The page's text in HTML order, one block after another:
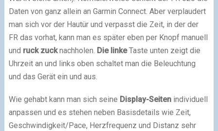
Daten von ganz allein an Garmin Connect. Aber verplaudert
man sich vor der Hautür und verpasst die Zeit, in der der
FR das vorhat, kann man es später eben per Knopf manuell
und ruck zucknachholen. Die linkeTaste unten zeigt die
Uhrzeit an und links oben schaltet man die Beleuchtung
und das Gerät ein und aus.
Wie gehabt kann man sich seine Display-Seitenindividuell
anpassen und es stehen neben Basisdetails wie Zeit,
Geschwindigkeit/Pace, Herzfrequenz und Distanz sehr